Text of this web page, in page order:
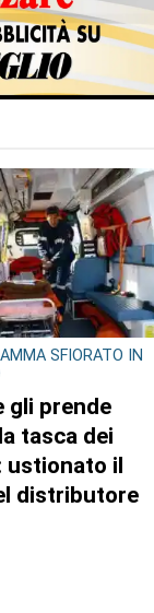
SFIORATO IN
gli prende
tasca dei
ustionato il
distributore